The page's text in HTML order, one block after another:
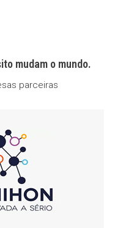
mudam o mundo.
parceiras